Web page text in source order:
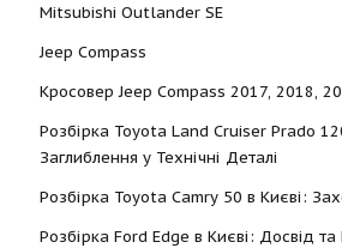
Mitsubishi Outlander SE
Jeep Compass
Кросовер Jeep Compass 2017, 2018,
Розбірка Toyota Land Cruiser Prado
Заглиблення у Технічні Деталі
Розбірка Toyota Camry 50 в Києві:
Розбірка Ford Edge в Києві: Досвід та